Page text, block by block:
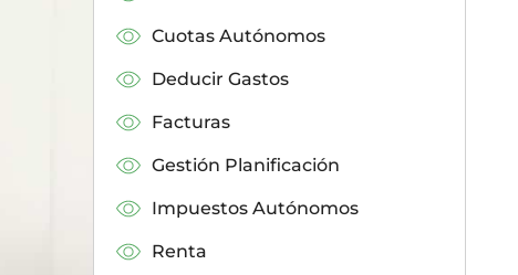
Cuotas Autónomos
Deducir Gastos
Facturas
Gestión Planificación
Impuestos Autónomos
Renta